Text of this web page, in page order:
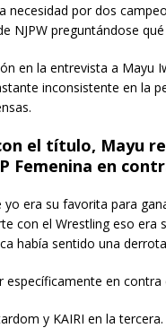
necesidad por dos
NJPW preguntándose
en la entrevista a Mayu
inconsistente en la
el título, Mayu
Femenina en
era su favorita para
con el Wrestling eso era
había sentido una
en contra
y KAIRI en la